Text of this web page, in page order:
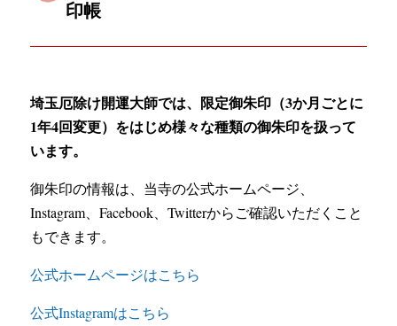
印帳
埼玉厄除け開運大師では、限定御朱印（3か月ごとに
1年4回変更）をはじめ様々な種類の御朱印を扱って
います。
御朱印の情報は、当寺の公式ホームページ、
Instagram、Facebook、Twitterからご確認いただくこと
もできます。
公式ホームページはこちら
公式Instagramはこちら